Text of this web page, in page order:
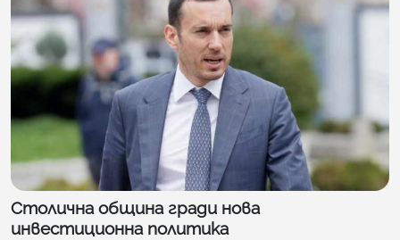
Столична община гради нова
инвестиционна политика